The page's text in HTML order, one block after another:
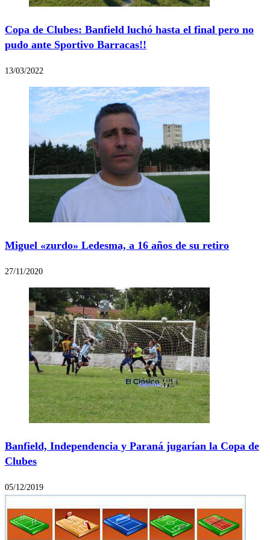
Copa de Clubes: Banfield luchó hasta el final pero no
pudo ante Sportivo Barracas!!
13/03/2022
Miguel «zurdo» Ledesma, a 16 años de su retiro
27/11/2020
Banfield, Independencia y Paraná jugarían la Copa de
Clubes
05/12/2019